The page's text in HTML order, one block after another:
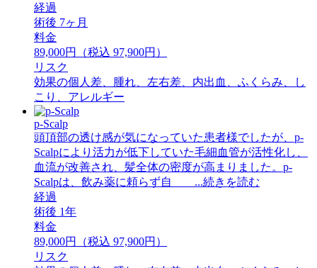
経過
術後 7ヶ月
料金
89,000円（税込 97,900円）
リスク
効果の個人差、腫れ、左右差、内出血、ふくらみ、し
こり、アレルギー
p-Scalp
頭頂部の透け感が気になっていた患者様でしたが、p-
Scalpにより活力が低下していた毛細血管が活性化し、
血流が改善され、髪全体の密度が高まりました。p-
Scalpは、飲み薬に頼らず自 ...続きを読む
経過
術後 1年
料金
89,000円（税込 97,900円）
リスク